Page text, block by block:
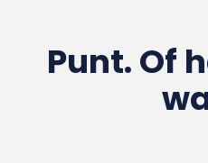
Punt. Of